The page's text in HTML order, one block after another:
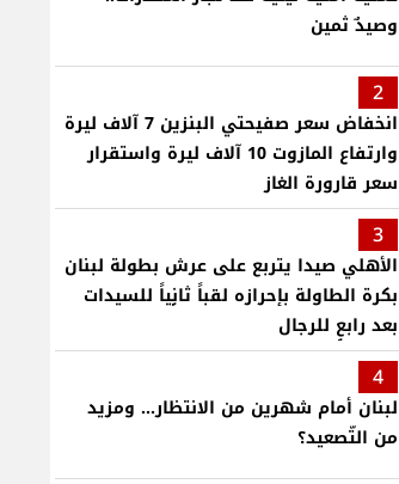
وصيدٌ ثمين
2
انخفاض سعر صفيحتي البنزين 7 آلاف ليرة
وارتفاع المازوت 10 آلاف ليرة واستقرار
سعر قارورة الغاز
3
الأهلي صيدا يتربع على عرش بطولة لبنان
بكرة الطاولة بإحرازه لقباً ثانٍياً للسيدات
بعد رابعٍ للرجال
4
لبنان أمام شهرين من الانتظار... ومزيد
من التّصعيد؟